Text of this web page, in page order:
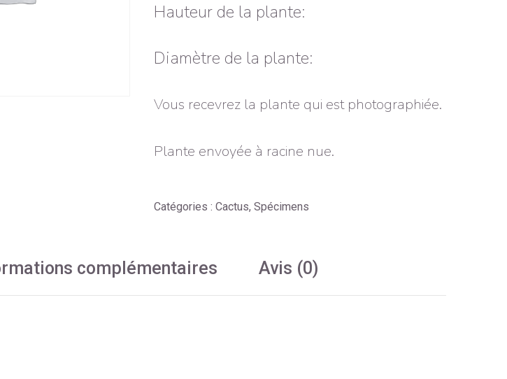
Hauteur de la plante:
Diamètre de la plante:
Vous recevrez la plante qui est photographiée.
Plante envoyée à racine nue.
Catégories :Cactus,Spécimens
complémentaires Avis (0)